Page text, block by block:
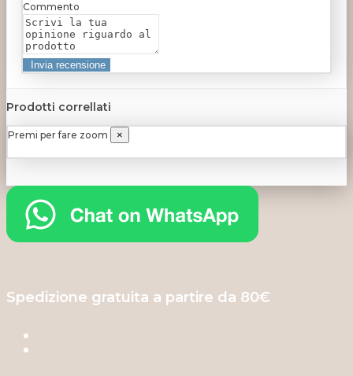
Commento
Prodotti correllati
Premi per fare zoom ×
Spedizione gratuita a partire da 80€